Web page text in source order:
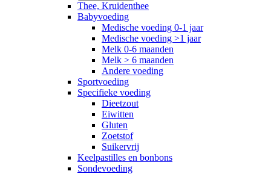
Thee, Kruidenthee
Babyvoeding
Medische voeding 0-1 jaar
Medische voeding >1 jaar
Melk 0-6 maanden
Melk > 6 maanden
Andere voeding
Sportvoeding
Specifieke voeding
Dieetzout
Eiwitten
Gluten
Zoetstof
Suikervrij
Keelpastilles en bonbons
Sondevoeding